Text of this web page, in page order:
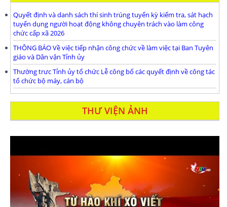
Quyết định và danh sách thí sinh trúng tuyển kỳ kiểm tra, sát hạch
tuyển dụng người hoạt động không chuyên trách vào làm công
chức cấp xã 2026
THÔNG BÁO Về việc tiếp nhận công chức về làm việc tại Ban Tuyên
giáo và Dân vận Tỉnh ủy
Thường trưc Tỉnh ủy tổ chức Lễ công bố các quyết định về công tác
tổ chức bộ máy, cán bộ
THƯ VIỆN ẢNH